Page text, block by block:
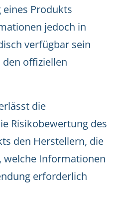
Produkts
jedoch in
verfügbar sein
den offiziellen
die
Risikobewertung des
den Herstellern, die
welche Informationen
erforderlich